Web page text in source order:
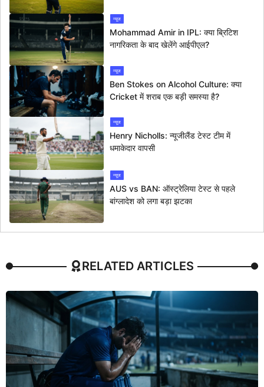
न्यूज
Mohammad Amir in IPL: क्या ब्रिटिश
नागरिकता के बाद खेलेंगे आईपीएल?
न्यूज
Ben Stokes on Alcohol Culture: क्या
Cricket में शराब एक बड़ी समस्या है?
न्यूज
Henry Nicholls: न्यूजीलैंड टेस्ट टीम में
धमाकेदार वापसी
न्यूज
AUS vs BAN: ऑस्ट्रेलिया टेस्ट से पहले
बांग्लादेश को लगा बड़ा झटका
RELATED ARTICLES